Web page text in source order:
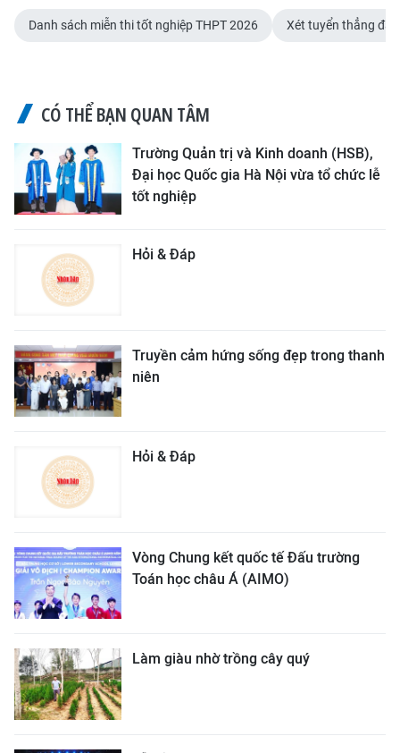
Danh sách miễn thi tốt nghiệp THPT 2026 Xét tuyển thẳng đại
CÓ THỂ BẠN QUAN TÂM
Trường Quản trị và Kinh doanh (HSB),
Đại học Quốc gia Hà Nội vừa tổ chức lễ
tốt nghiệp
Hỏi & Đáp
Truyền cảm hứng sống đẹp trong thanh
niên
Hỏi & Đáp
Vòng Chung kết quốc tế Đấu trường
Toán học châu Á (AIMO)
Làm giàu nhờ trồng cây quý